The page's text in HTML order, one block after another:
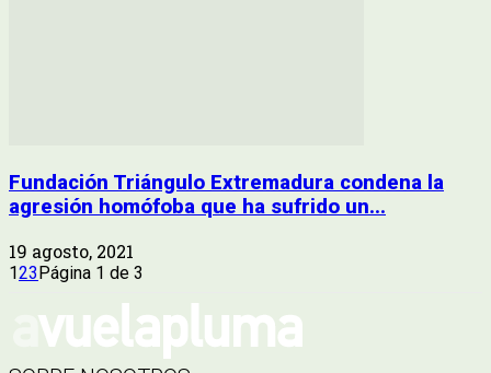
Fundación Triángulo Extremadura condena la
agresión homófoba que ha sufrido un...
19 agosto, 2021
123Página 1 de 3